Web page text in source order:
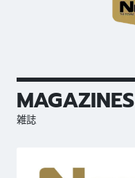
MAGAZINES
雑誌